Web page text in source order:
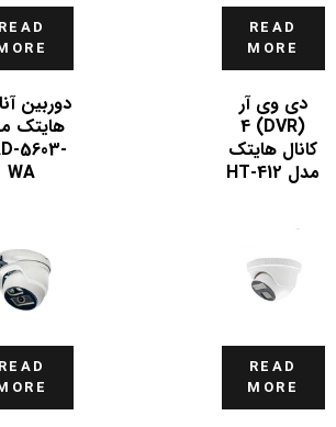
READ
MORE
دی وی آر
(DVR) 4
کانال هایتک
مدل HT-412
READ
دوربین
هایتک
5603-
WA
READ
MORE
READ